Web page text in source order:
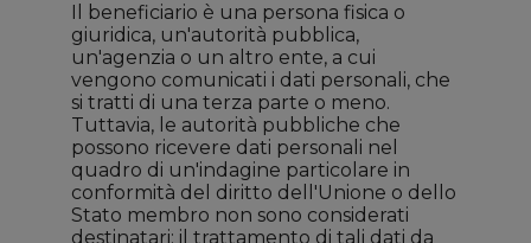
Il beneficiario è una persona fisica o
giuridica, un'autorità pubblica,
un'agenzia o un altro ente, a cui
vengono comunicati i dati personali, che
si tratti di una terza parte o meno.
Tuttavia, le autorità pubbliche che
possono ricevere dati personali nel
quadro di un'indagine particolare in
conformità del diritto dell'Unione o dello
Stato membro non sono considerati
destinatari; il trattamento di tali dati da